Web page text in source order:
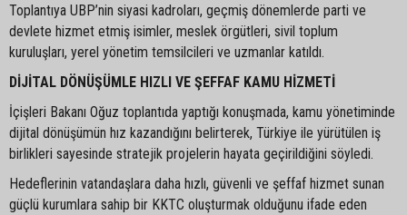
Toplantıya UBP’nin siyasi kadroları, geçmiş dönemlerde parti ve
devlete hizmet etmiş isimler, meslek örgütleri, sivil toplum
kuruluşları, yerel yönetim temsilcileri ve uzmanlar katıldı.
DİJİTAL DÖNÜŞÜMLE HIZLI VE ŞEFFAF KAMU HİZMETİ
İçişleri Bakanı Oğuz toplantıda yaptığı konuşmada, kamu yönetiminde
dijital dönüşümün hız kazandığını belirterek, Türkiye ile yürütülen iş
birlikleri sayesinde stratejik projelerin hayata geçirildiğini söyledi.
Hedeflerinin vatandaşlara daha hızlı, güvenli ve şeffaf hizmet sunan
güçlü kurumlara sahip bir KKTC oluşturmak olduğunu ifade eden